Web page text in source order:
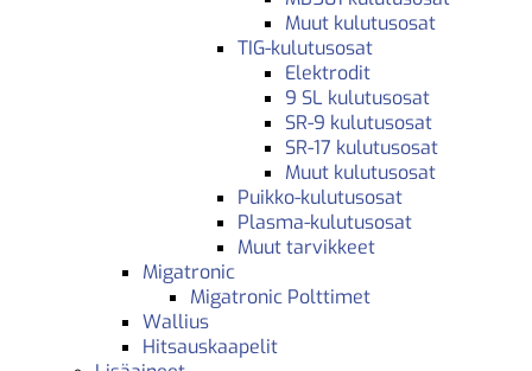
Muut kulutusosat
TIG-kulutusosat
Elektrodit
9 SL kulutusosat
SR-9 kulutusosat
SR-17 kulutusosat
Muut kulutusosat
Puikko-kulutusosat
Plasma-kulutusosat
Muut tarvikkeet
Migatronic
Migatronic Polttimet
Wallius
Hitsauskaapelit